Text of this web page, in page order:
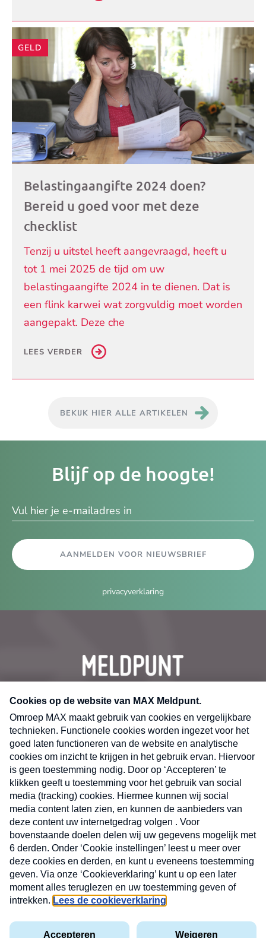
GELD
Belastingaangifte 2024 doen?
Bereid u goed voor met deze
checklist
Tenzij u uitstel heeft aangevraagd, heeft u
tot 1 mei 2025 de tijd om uw
belastingaangifte 2024 in te dienen. Dat is
een flink karwei wat zorgvuldig moet worden
aangepakt. Deze che
LEES VERDER
BEKIJK HIER ALLE ARTIKELEN
Blijf op de hoogte!
AANMELDEN VOOR NIEUWSBRIEF
privacyverklaring
CONTACT
Volg ons op
MAX
Cookieverklaring
Kwetsbaarheid
X
Nieuwsbrief
Neem hier een gratis abonnement op de MAX
Consumenten nieuwsbrief. Elke maandag en
donderdag in uw mailbox.